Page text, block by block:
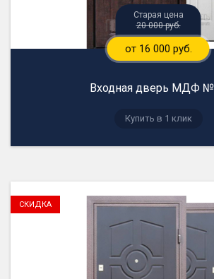
20 000 руб.
от 16 000 руб.
Входная дверь МДФ
Купить в 1 клик